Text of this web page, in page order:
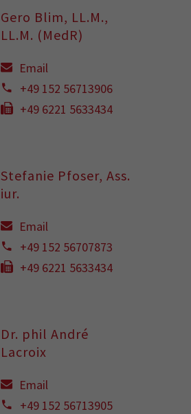
Gero Blim, LL.M.,
LL.M. (MedR)
Email
+49 152 56713906
+49 6221 5633434
Stefanie Pfoser, Ass.
iur.
Email
+49 152 56707873
+49 6221 5633434
Dr. phil André
Lacroix
Email
+49 152 56713905